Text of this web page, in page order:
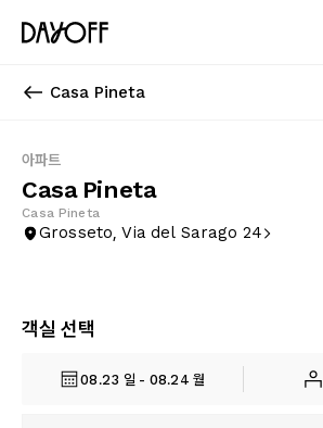
Casa Pineta
아파트
Casa Pineta
Casa Pineta
Grosseto, Via del Sarago 24
객실 선택
08.23 일 - 08.24 월